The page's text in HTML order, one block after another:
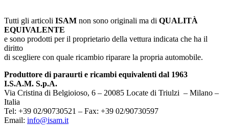
Tutti gli articoli ISAM non sono originali ma di QUALITÀ
EQUIVALENTE
e sono prodotti per il proprietario della vettura indicata che ha il
diritto
di scegliere con quale ricambio riparare la propria automobile.
Produttore di paraurti e ricambi equivalenti dal 1963
I.S.A.M. S.p.A.
Via Cristina di Belgioioso, 6 – 20085 Locate di Triulzi – Milano –
Italia
Tel: +39 02/90730521 – Fax: +39 02/90730597
Email: info@isam.it